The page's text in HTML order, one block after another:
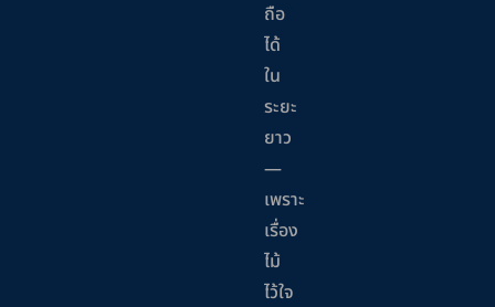
ถือ
ได้
ใน
ระยะ
ยาว
—
เพราะ
เรื่อง
ไม้
ไว้ใจ